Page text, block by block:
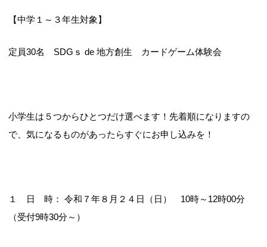
【中学１～３年生対象】
定員30名 SDGｓ de 地方創生 カードゲーム体験会
小学生は５つからひとつだけ選べます！先着順になりますの
で、気になるものがあったらすぐにお申し込みを！
１ 日 時： 令和７年８月２４日（日） 10時～12時00分
（受付9時30分～）